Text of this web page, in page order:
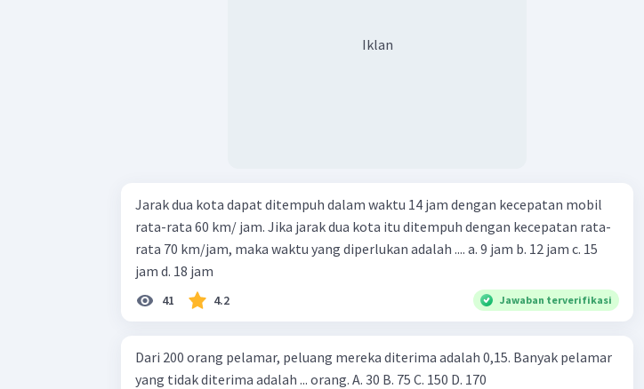
Iklan
Jarak dua kota dapat ditempuh dalam waktu 14 jam dengan kecepatan mobil
rata-rata 60 km/ jam. Jika jarak dua kota itu ditempuh dengan kecepatan rata-
rata 70 km/jam, maka waktu yang diperlukan adalah .... a. 9 jam b. 12 jam c. 15
jam d. 18 jam
41 4.2 Jawaban terverifikasi
Dari 200 orang pelamar, peluang mereka diterima adalah 0,15. Banyak pelamar
yang tidak diterima adalah ... orang. A. 30 B. 75 C. 150 D. 170